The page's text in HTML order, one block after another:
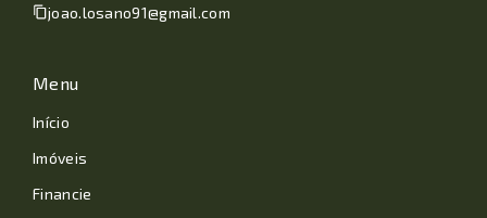
joao.losano91@gmail.com
Menu
Início
Imóveis
Financie